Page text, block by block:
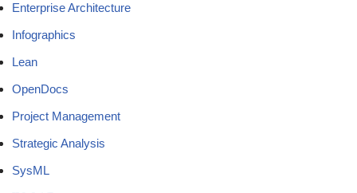
Enterprise Architecture
Infographics
Lean
OpenDocs
Project Management
Strategic Analysis
SysML